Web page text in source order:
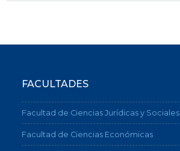
FACULTADES
Facultad de Ciencias Jurídicas y Sociales
Facultad de Ciencias Económicas